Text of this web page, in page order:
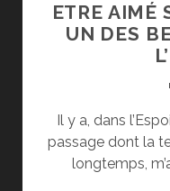
ETRE AIMÉ
UN DES
Il y a, dans
passage dont la
longtemps,